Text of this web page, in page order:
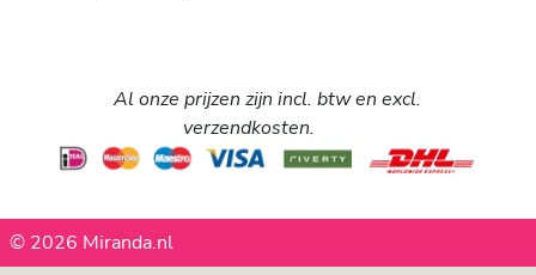
Al onze prijzen zijn incl. btw en excl.
verzendkosten.
© 2026 Miranda.nl